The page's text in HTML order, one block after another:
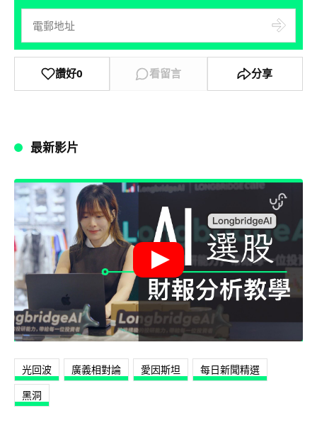
讚好0 看留言 分享
最新影片
光回波 廣義相對論 愛因斯坦
每日新聞精選
黑洞